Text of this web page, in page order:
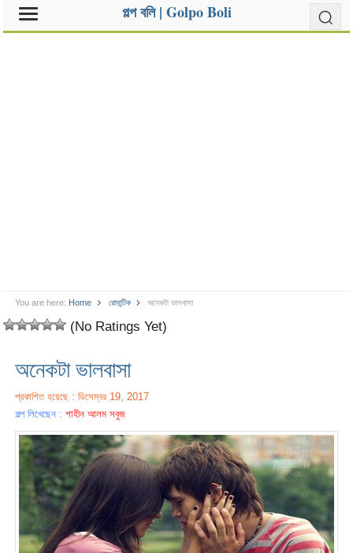
গল্প বলি | Golpo Boli
You are here: Home রোমান্টিক অনেকটা ভালবাসা
(No Ratings Yet)
অনেকটা ভালবাসা
প্রকাশিত হয়েছে : ডিসেম্বর 19, 2017
গল্প লিখেছেন :শাহীন আলম সবুজ